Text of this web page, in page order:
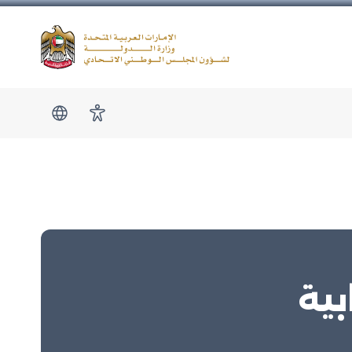
show امكانية الوصول